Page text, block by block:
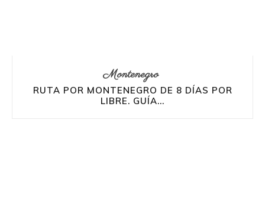
Montenegro
RUTA POR MONTENEGRO DE 8 DÍAS POR
LIBRE. GUÍA...